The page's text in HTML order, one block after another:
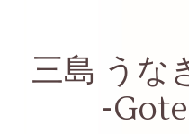
三島 うな
-